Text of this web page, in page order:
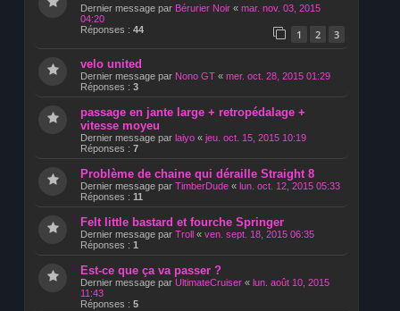
Dernier message par Bérurier Noir « mar. nov. 03, 2015
04:20
Réponses : 44 1 2 3
velo united
Dernier message par Nono GT « mer. oct. 28, 2015 01:29
Réponses : 3
passage en jante large + retropédalage +
vitesse moyeu
Dernier message par laiyo « jeu. oct. 15, 2015 10:19
Réponses : 7
Problème de chaine qui déraille Straight 8
Dernier message par TimberDude « lun. oct. 12, 2015 05:33
Réponses : 11
Felt little bastard et fourche Springer
Dernier message par Troll « ven. sept. 18, 2015 06:35
Réponses : 1
Est-ce que ça va passer ?
Dernier message par UltimateCruiser « lun. août 10, 2015
11:43
Réponses : 5